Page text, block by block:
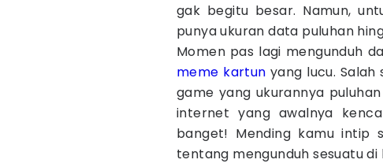
gak begitu besar. Namun,
punya ukuran data puluhan
Momen pas lagi mengunduh
meme kartun yang lucu.
game yang ukurannya
internet yang awalnya
banget! Mending kamu intip
tentang mengunduh sesuatu di